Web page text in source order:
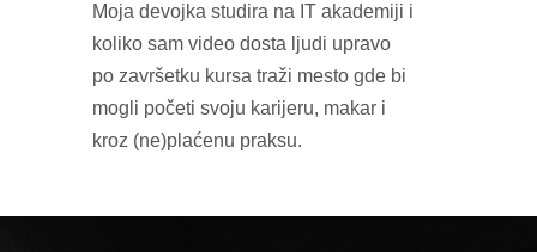
Moja devojka studira na IT akademiji i
koliko sam video dosta ljudi upravo
po završetku kursa traži mesto gde bi
mogli početi svoju karijeru, makar i
kroz (ne)plaćenu praksu.